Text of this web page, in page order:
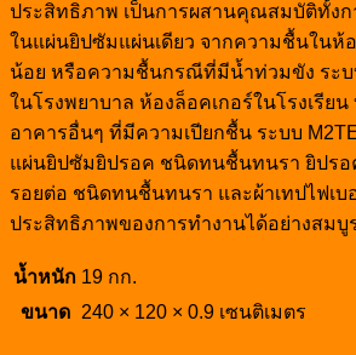
ประสิทธิภาพ เป็นการผสานคุณสมบัติทั้ง
ในแผ่นยิปซัมแผ่นเดียว จากความชื้นในห้
น้อย หรือความชื้นกรณีที่มีน้ำท่วมขัง ระบ
ในโรงพยาบาล ห้องล็อคเกอร์ในโรงเรียน
อาคารอื่นๆ ที่มีความเปียกชื้น ระบบ
แผ่นยิปซัมยิปรอค ชนิดทนชื้นทนรา ยิปรอ
รอยต่อ ชนิดทนชื้นทนรา และผ้าเทปไฟเบ
ประสิทธิภาพของการทำงานได้อย่างสม
น้ำหนัก 19 กก.
ขนาด
240 × 120 × 0.9 เซนติเมตร